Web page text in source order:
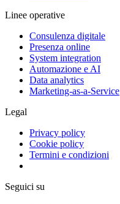
Linee operative
Consulenza digitale
Presenza online
System integration
Automazione e AI
Data analytics
Marketing-as-a-Service
Legal
Privacy policy
Cookie policy
Termini e condizioni
Seguici su